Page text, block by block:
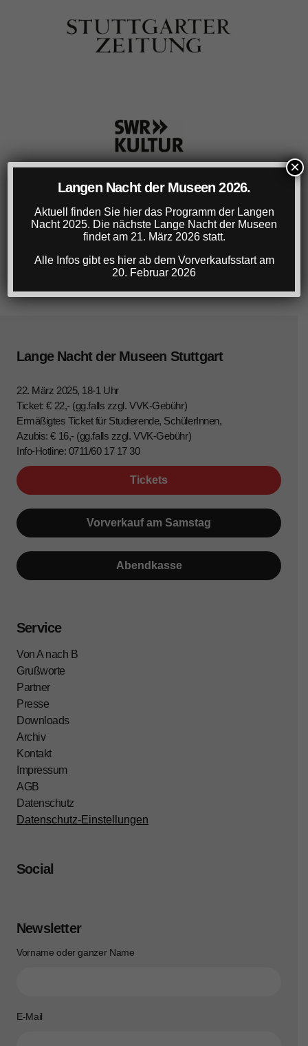
Lange Nacht der Museen Stuttgart
22. März 2025, 18-1 Uhr
Ticket: € 22,- (gg.falls zzgl. VVK-Gebühr)
Ermäßigtes Ticket für Studierende, SchülerInnen,
Azubis: € 16,- (gg.falls zzgl. VVK-Gebühr)
Info-Hotline: 0711/60 17 17 30
Tickets
Vorverkauf am Samstag
Abendkasse
Service
Von A nach B
Grußworte
Partner
Presse
Downloads
Archiv
Kontakt
Impressum
AGB
Datenschutz
Datenschutz-Einstellungen
Social
Newsletter
Vorname oder ganzer Name
E-Mail
Langen Nacht der Museen 2026.
Aktuell finden Sie hier das Programm der Langen
Nacht 2025. Die nächste Lange Nacht der Museen
findet am 21. März 2026 statt.
Alle Infos gibt es hier ab dem Vorverkaufsstart am
20. Februar 2026
×